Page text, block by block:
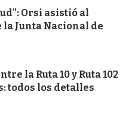
Orsi asistió al
Junta Nacional de
la Ruta 10 y Ruta 102
todos los detalles